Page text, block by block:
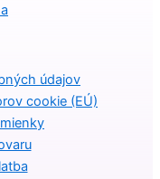
údajov
cookie (EÚ)